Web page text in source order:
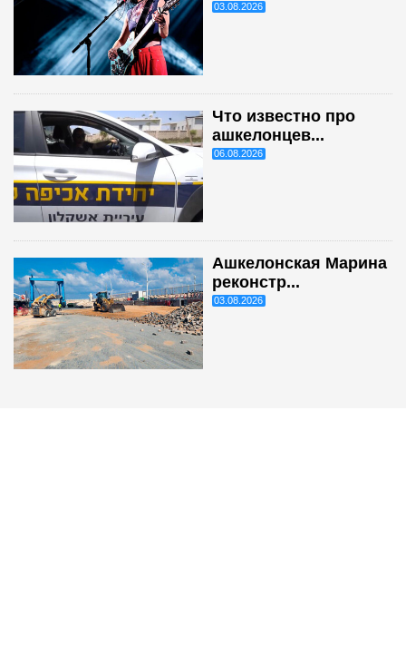
03.08.2026
Что известно про
ашкелонцев...
06.08.2026
Ашкелонская Марина
реконстр...
03.08.2026